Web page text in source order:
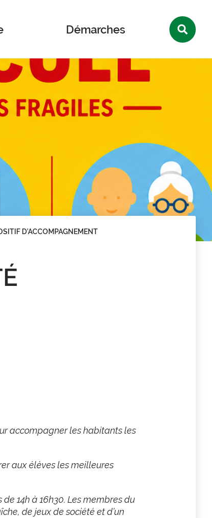
Démarches
sur
site
D’ACCOMPAGNEMENT
accompagner les habitants les
aux élèves les meilleures
14h à 16h30. Les membres du
de jeux de société et d’un